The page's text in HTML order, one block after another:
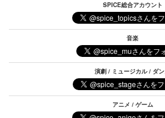
SPICE総合アカウント
音楽
演劇 / ミュージカル / ダ
アニメ / ゲーム